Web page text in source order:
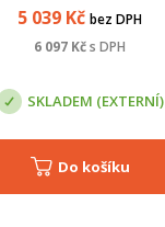
5 039 Kč bez DPH
6 097 Kčs DPH
SKLADEM (EXTERNÍ)
Do košíku